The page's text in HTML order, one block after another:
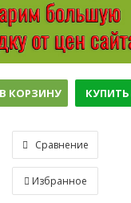
В КОРЗИНУ КУПИТЬ
Сравнение
Избранное